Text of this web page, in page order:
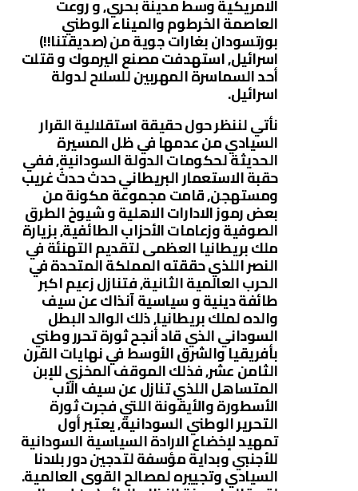
الامريكية وسط مدينة بحري, و روعت
العاصمة الخرطوم والميناء الوطني
بورتسودان بغارات جوية من (صديقتنا!!)
اسرائيل, استهدفت مصنع اليرموك و قتلت
أحد السماسرة المهربين للسلاح لدولة
اسرائيل.
نأتي لننظر حول حقيقة استقلالية القرار
السيادي من عدمها في ظل المسيرة
الحديثة لحكومات الدولة السودانية, ففي
حقبة الاستعمار البريطاني حدث حدثٌ غريب
ومستهجن, قامت مجموعة مكونة من
بعض رموز الادارات الاهلية و شيوخ الطرق
الصوفية وزعامات الأحزاب الطائفية, بزيارة
ملك بريطانيا العظمى لتقديم التهنئة في
النصر اللذي حققته المملكة المتحدة في
الحرب العالمية الثانية, فتنازل زعيم اكبر
طائفة دينية و سياسية آنذاك عن سيف
والده لملك بريطانيا, ذلك الوالد البطل
السوداني الذي قاد أنجح ثورة تحرر وطني
بأفريقيا والشرق الأوسط في نهايات القرن
الثامن عشر, فذلك الموقف المخزي للإبن
المتساهل اللذي تنازل عن سيف الأب
الأسطورة والأيقونة اللتي فجرت ثورة
التحرير الوطني السودانية, يعتبر أول
تمهيد لإخضاع الارادة السياسية السودانية
للأجنبي وبداية مؤسفة لتدجين دور بلادنا
السيادي وتجييره لمصالح القوى العالمية.